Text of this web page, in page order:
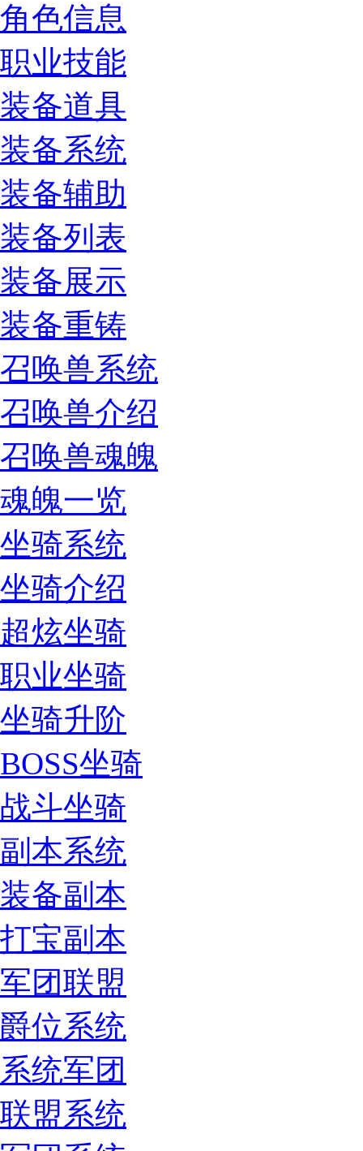
角色信息
职业技能
装备道具
装备系统
装备辅助
装备列表
装备展示
装备重铸
召唤兽系统
召唤兽介绍
召唤兽魂魄
魂魄一览
坐骑系统
坐骑介绍
超炫坐骑
职业坐骑
坐骑升阶
BOSS坐骑
战斗坐骑
副本系统
装备副本
打宝副本
军团联盟
爵位系统
系统军团
联盟系统